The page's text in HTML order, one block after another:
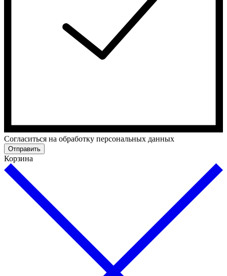
Cогласиться на обработку персональных данных
Отправить
Корзина